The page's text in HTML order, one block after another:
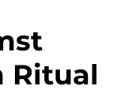
Ritual